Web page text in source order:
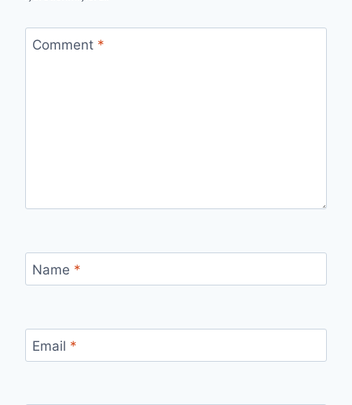
Comment *
Name *
Email *